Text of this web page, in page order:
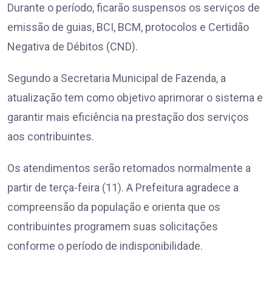
Durante o período, ficarão suspensos os serviços de
emissão de guias, BCI, BCM, protocolos e Certidão
Negativa de Débitos (CND).
Segundo a Secretaria Municipal de Fazenda, a
atualização tem como objetivo aprimorar o sistema e
garantir mais eficiência na prestação dos serviços
aos contribuintes.
Os atendimentos serão retomados normalmente a
partir de terça-feira (11). A Prefeitura agradece a
compreensão da população e orienta que os
contribuintes programem suas solicitações
conforme o período de indisponibilidade.